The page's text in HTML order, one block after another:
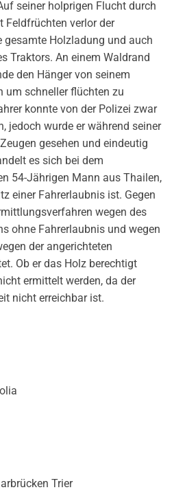
seiner holprigen Flucht durch
Feldfrüchten verlor der
gesamte Holzladung und auch
Traktors. An einem Waldrand
den Hänger von seinem
um schneller flüchten zu
konnte von der Polizei zwar
jedoch wurde er während seiner
gesehen und eindeutig
es sich bei dem
54-Jährigen Mann aus Thailen,
einer Fahrerlaubnis ist. Gegen
wegen des
ohne Fahrerlaubnis und wegen
der angerichteten
Ob er das Holz berechtigt
ermittelt werden, da der
nicht erreichbar ist.
Trier